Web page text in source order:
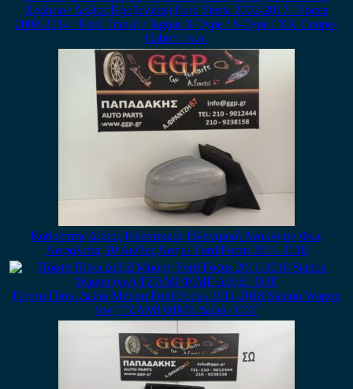
Χρώμιο / Δεξίος Προβολέας) Ford Fiesta 2002-2017 / Focus
2008-2014 / Ford Transit / Jaguar X-Type / S-Type / XK Coupe-
Cabrio / κ.α.
Καθρέπτης Δεξιός Ηλεκτρικός Ηλεκτρική Ανάκληση Φως
Ασφαλείας 10 Ακίδες Ασημί Ford Focus 2011-2018
Πόρτα Πίσω Δεξιά Μαύρη Ford Focus 2011-2018 Station Wagon
(sw) ΤΖΑΜΙ ΦΙΜΕ Δεξιά / Ο3Γ